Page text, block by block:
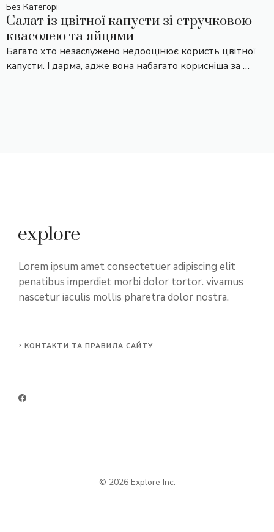
Без Категорії
Салат із цвітної капусти зі стручковою
квасолею та яйцями
Багато хто незаслужено недооцінює користь цвітної
капусти. І дарма, адже вона набагато корисніша за …
Lorem ipsum amet consectetuer adipiscing elit
penatibus imperdiet morbi dolor tortor. vivamus
nascetur iaculis mollis pharetra dolor nostra.
КОНТАКТИ ТА ПРАВИЛА САЙТУ
© 2026 Explore Inc.